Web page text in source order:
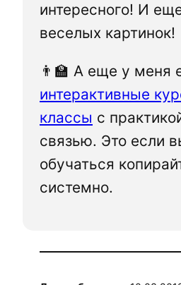
интересного! И
веселых картинок!
👨‍🏫 А еще у меня
интерактивные
классы с
связью. Это если
обучаться
системно.